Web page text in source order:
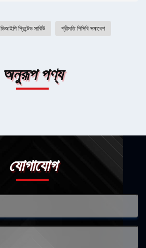
ডিআইপি প্রিন্টেড সার্কিট শ্রীমতি পিসিবি সমাবেশ
অনুরূপ পণ্য
যোগাযোগ